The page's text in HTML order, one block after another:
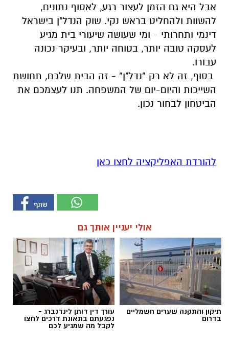
אבל היא גם הזמן לעצור רגע, לאסוף נתונים,
להשוות ולהחליט בראש נקי. שוק הנדל"ן בישראל
דינמי ותחרותי - ומי שעושה שיעורי בית מגיע
לעסקה טובה יותר, בטוחה יותר, ובעיקר נכונה
עבורו.
בסוף, זה לא רק “נדל"ן” - זה הבית שלכם, תחושת
השייכות והיום-יום של המשפחה. תנו לעצמכם את
הביטחון לבחור נכון.
להורדת האפליקציה לחצו כאן
אולי יעניין אותך גם
תיקון והתקנה שערים חשמליים
בדרום
עורך דין דותן לינדנברג -
נפגעתם בתאונת דרכים לחצו
לקבל מה שמגיע לכם